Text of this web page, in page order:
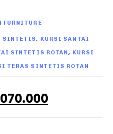
FURNITURE
SINTETIS, KURSI SANTAI
SINTETIS ROTAN, KURSI
TERAS SINTETIS ROTAN